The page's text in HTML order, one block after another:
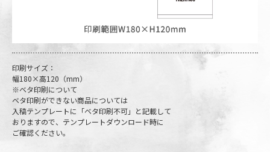
印刷サイズ：
幅180×高120（mm）
※ベタ印刷について
ベタ印刷ができない商品については
入稿テンプレートに「ベタ印刷不可」と記載して
おりますので、テンプレートダウンロード時に
ご確認ください。